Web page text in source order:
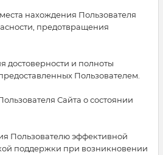
нахождения Пользователя
предотвращения
и полноты
Пользователем.
Сайта о состоянии
Пользователю эффективной
поддержки при возникновении